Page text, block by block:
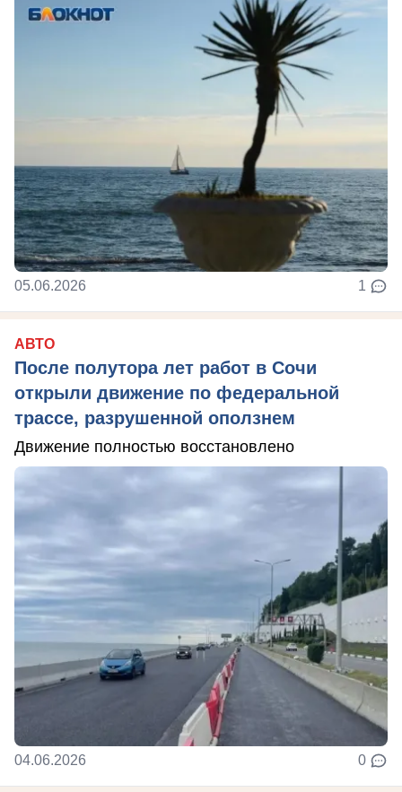
05.06.2026 1
АВТО
После полутора лет работ в Сочи
открыли движение по федеральной
трассе, разрушенной оползнем
Движение полностью восстановлено
04.06.2026 0